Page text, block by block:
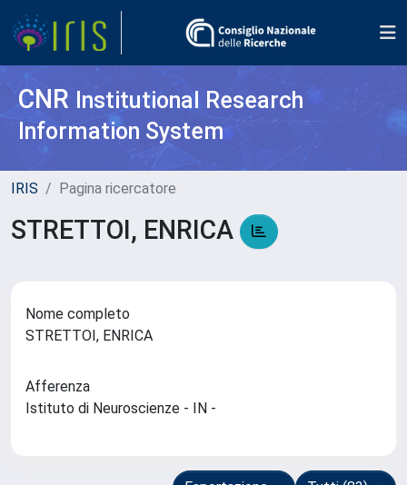
CNR Institutional Research
Information System
IRIS Pagina ricercatore
STRETTOI, ENRICA
Nome completo
STRETTOI, ENRICA
Afferenza
Istituto di Neuroscienze - IN -